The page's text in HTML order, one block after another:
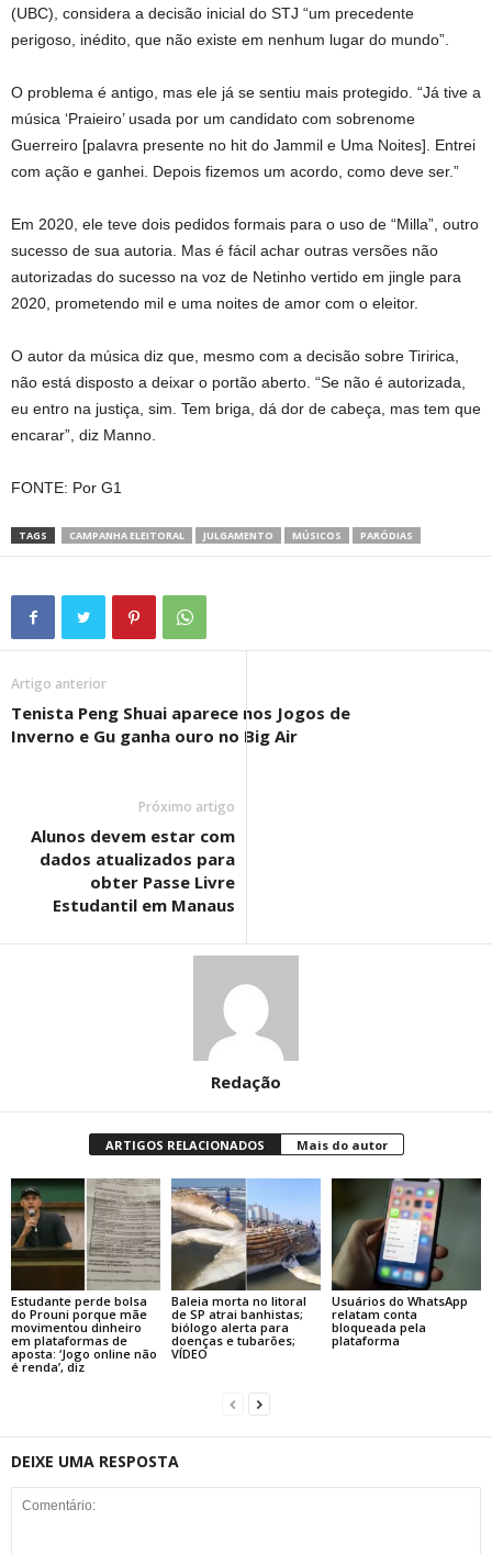
(UBC), considera a decisão inicial do STJ “um precedente
perigoso, inédito, que não existe em nenhum lugar do mundo”.
O problema é antigo, mas ele já se sentiu mais protegido. “Já tive a
música ‘Praieiro’ usada por um candidato com sobrenome
Guerreiro [palavra presente no hit do Jammil e Uma Noites]. Entrei
com ação e ganhei. Depois fizemos um acordo, como deve ser.”
Em 2020, ele teve dois pedidos formais para o uso de “Milla”, outro
sucesso de sua autoria. Mas é fácil achar outras versões não
autorizadas do sucesso na voz de Netinho vertido em jingle para
2020, prometendo mil e uma noites de amor com o eleitor.
O autor da música diz que, mesmo com a decisão sobre Tiririca,
não está disposto a deixar o portão aberto. “Se não é autorizada,
eu entro na justiça, sim. Tem briga, dá dor de cabeça, mas tem que
encarar”, diz Manno.
FONTE: Por G1
TAGS CAMPANHA ELEITORAL JULGAMENTO MÚSICOS PARÓDIAS
Artigo anterior
Tenista Peng Shuai aparece nos Jogos de
Inverno e Gu ganha ouro no Big Air
Próximo artigo
Alunos devem estar com
dados atualizados para
obter Passe Livre
Estudantil em Manaus
Redação
ARTIGOS RELACIONADOS Mais do autor
Estudante perde bolsa
do Prouni porque mãe
movimentou dinheiro
em plataformas de
aposta: ‘Jogo online não
é renda’, diz
Baleia morta no litoral
de SP atrai banhistas;
biólogo alerta para
doenças e tubarões;
VÍDEO
Usuários do WhatsApp
relatam conta
bloqueada pela
plataforma
DEIXE UMA RESPOSTA